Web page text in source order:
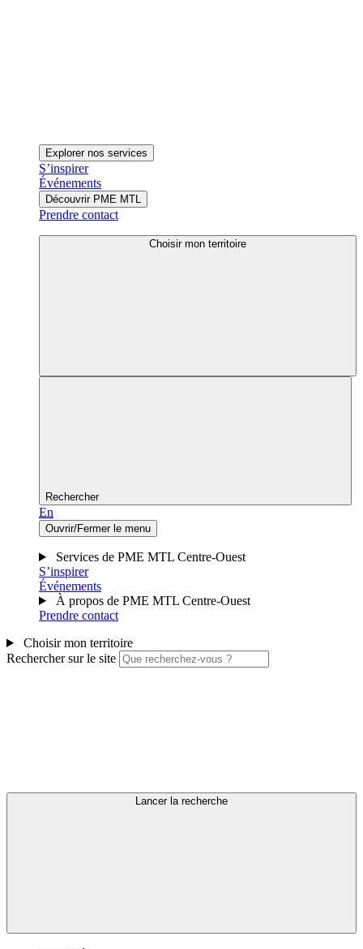
Explorer nos services
S’inspirer
Événements
Découvrir PME MTL
Prendre contact
Choisir mon territoire
Rechercher
En
Ouvrir/Fermer le menu
Services de PME MTL Centre-Ouest
S’inspirer
Événements
À propos de PME MTL Centre-Ouest
Prendre contact
Choisir mon territoire
Rechercher sur le site
Lancer la recherche